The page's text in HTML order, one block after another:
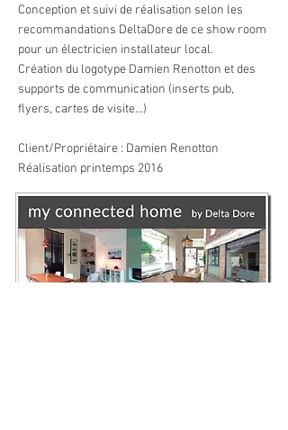
Conception et suivi de réalisation selon les
recommandations DeltaDore de ce show room
pour un électricien installateur local.
Création du logotype Damien Renotton et des
supports de communication (inserts pub,
flyers, cartes de visite...)
Client/Propriétaire : Damien Renotton
Réalisation printemps 2016